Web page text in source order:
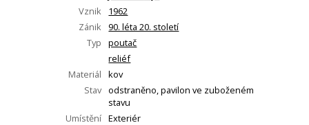
Vznik
1962
Zánik
90. léta 20. století
Typ
poutač
reliéf
Materiál
kov
Stav odstraněno, pavilon ve zuboženém
stavu
Umístění Exteriér